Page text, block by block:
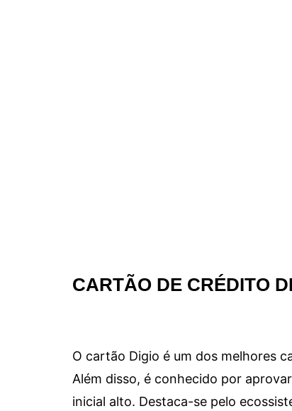
CARTÃO DE CRÉDITO
O cartão Digio é um dos melhores
Além disso, é conhecido por
inicial alto. Destaca-se pelo